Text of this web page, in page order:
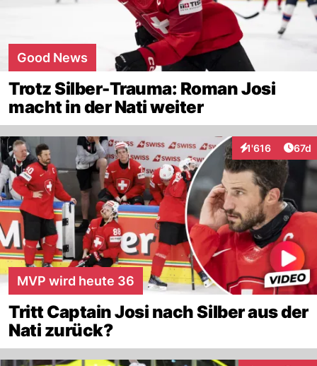
Good News
Trotz Silber-Trauma: Roman Josi
macht in der Nati weiter
1'616
Interaktionen67d
MVP wird heute 36
Tritt Captain Josi nach Silber aus der
Nati zurück?